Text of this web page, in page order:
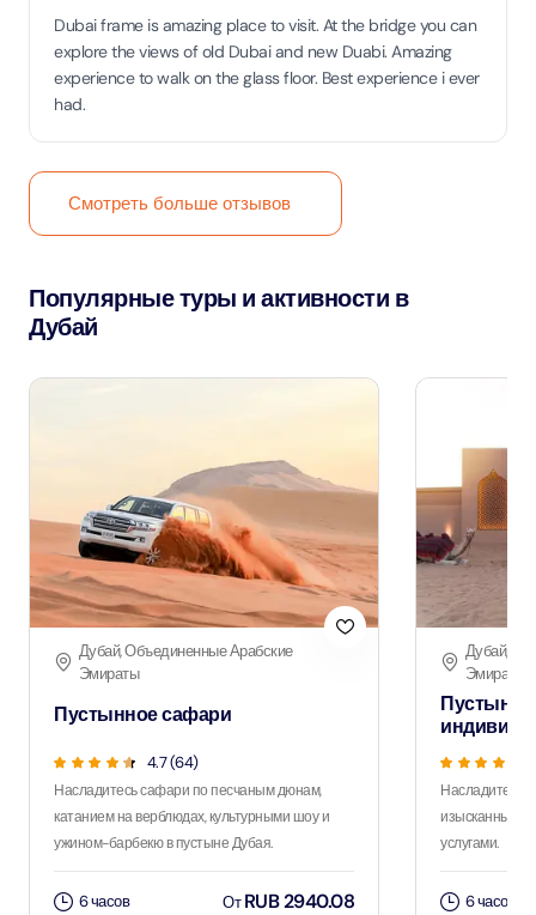
Dubai frame is amazing place to visit. At the bridge you can
explore the views of old Dubai and new Duabi. Amazing
experience to walk on the glass floor. Best experience i ever
had.
Смотреть больше отзывов
Популярные туры и активности в
Дубай
Дубай, Объединенные Арабские
Эмираты
Пустынное сафари
4.7 (64)
Насладитесь сафари по песчаным дюнам,
катанием на верблюдах, культурными шоу и
ужином-барбекю в пустыне Дубая.
6 часов ОтRUB 2940.08
Дубай,
Эмираты
Насладитесь
изысканным
услугами.
6 часов